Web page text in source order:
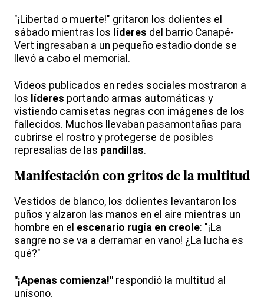
"¡Libertad o muerte!" gritaron los dolientes el
sábado mientras los líderes del barrio Canapé-
Vert ingresaban a un pequeño estadio donde se
llevó a cabo el memorial.
Videos publicados en redes sociales mostraron a
los líderes portando armas automáticas y
vistiendo camisetas negras con imágenes de los
fallecidos. Muchos llevaban pasamontañas para
cubrirse el rostro y protegerse de posibles
represalias de las pandillas.
Manifestación con gritos de la multitud
Vestidos de blanco, los dolientes levantaron los
puños y alzaron las manos en el aire mientras un
hombre en el escenario rugía en creole: "¡La
sangre no se va a derramar en vano! ¿La lucha es
qué?"
"¡Apenas comienza!" respondió la multitud al
unísono.